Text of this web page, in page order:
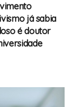
já sabia
é doutor